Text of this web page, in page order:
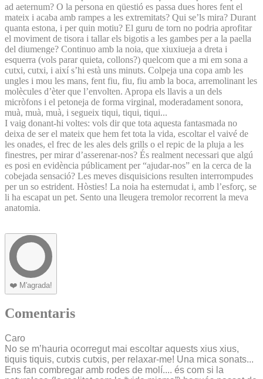
ad aeternum? O la persona en qüestió es passa dues hores fent el
mateix i acaba amb rampes a les extremitats? Qui se’ls mira? Durant
quanta estona, i per quin motiu? El guru de torn no podria aprofitar
el moviment de tisora i tallar els bigotis a les gambes per a la paella
del diumenge? Continuo amb la noia, que xiuxiueja a dreta i
esquerra (vols parar quieta, collons?) quelcom que a mi em sona a
cutxi, cutxi, i així s’hi està uns minuts. Colpeja una copa amb les
ungles i mou les mans, fent fiu, fiu, fiu amb la boca, arremolinant les
molècules d’èter que l’envolten. Apropa els llavis a un dels
micròfons i el petoneja de forma virginal, moderadament sonora,
muà, muà, muà, i segueix tiqui, tiqui, tiqui...
I vaig donant-hi voltes: vols dir que tota aquesta fantasmada no
deixa de ser el mateix que hem fet tota la vida, escoltar el vaivé de
les onades, el frec de les ales dels grills o el repic de la pluja a les
finestres, per mirar d’asserenar-nos? És realment necessari que algú
es posi en evidència públicament per “ajudar-nos” en la cerca de la
cobejada sensació? Les meves disquisicions resulten interrompudes
per un so estrident. Hòsties! La noia ha esternudat i, amb l’esforç, se
li ha escapat un pet. Sento una lleugera tremolor recorrent la meva
anatomia.
❤️ M'agrada!
Comentaris
Caro
No se m’hauria ocorregut mai escoltar aquests xius xius,
tiquis tiquis, cutxis cutxis, per relaxar-me! Una mica sonats...
Ens fan combregar amb rodes de molí.... és com si la